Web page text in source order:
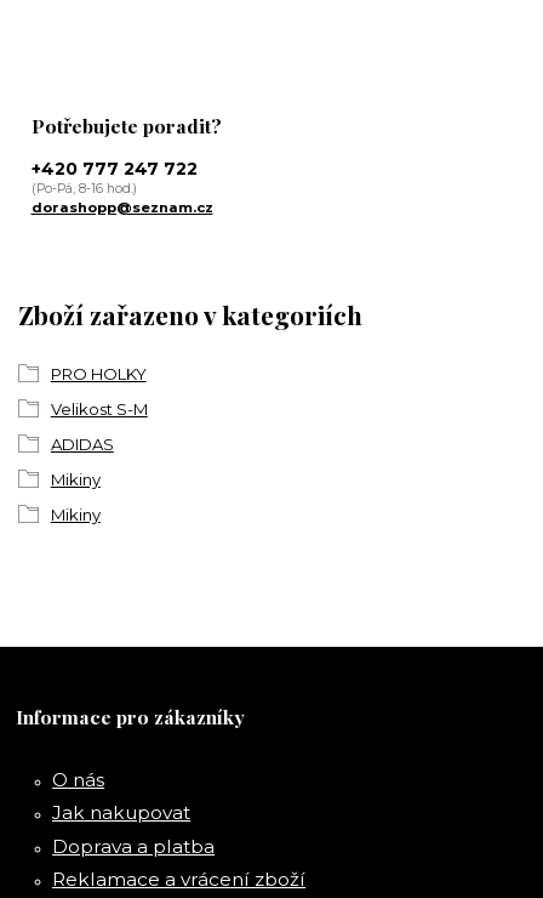
Zboží zařazeno v kategoriích
PRO HOLKY
Velikost S-M
ADIDAS
Mikiny
Mikiny
Potřebujete poradit?
+420 777 247 722
(Po-Pá, 8-16 hod.)
dorashopp@seznam.cz
Informace pro zákazníky
O nás
Jak nakupovat
Doprava a platba
Reklamace a vrácení zboží